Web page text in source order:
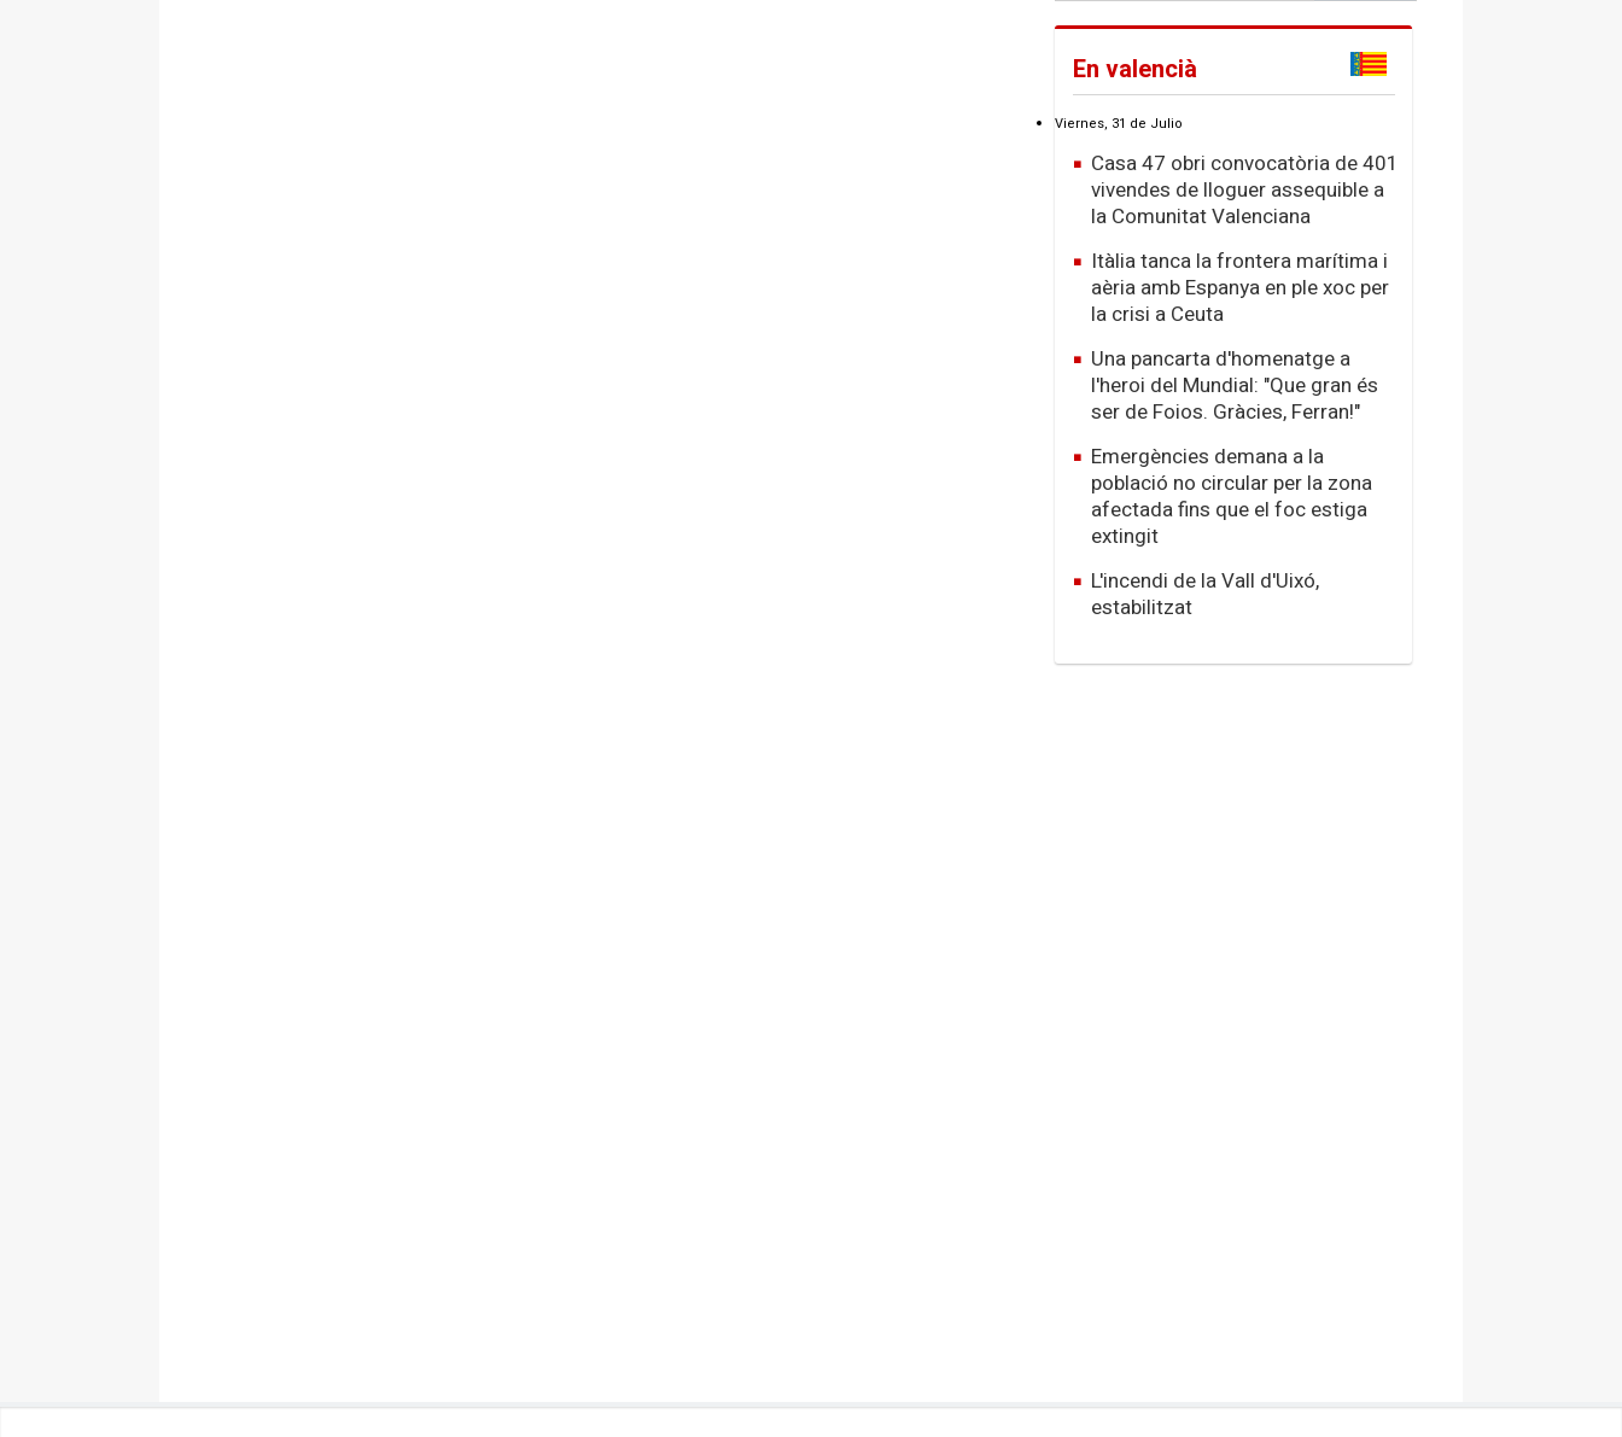
En valencià
Viernes, 31 de Julio
Casa 47 obri convocatòria de 401
vivendes de lloguer assequible a
la Comunitat Valenciana
Itàlia tanca la frontera marítima i
aèria amb Espanya en ple xoc per
la crisi a Ceuta
Una pancarta d'homenatge a
l'heroi del Mundial: "Que gran és
ser de Foios. Gràcies, Ferran!"
Emergències demana a la
població no circular per la zona
afectada fins que el foc estiga
extingit
L'incendi de la Vall d'Uixó,
estabilitzat